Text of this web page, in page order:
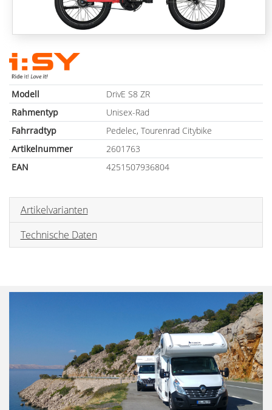
Modell
DrivE S8 ZR
Rahmentyp
Unisex-Rad
Fahrradtyp
Pedelec, Tourenrad Citybike
Artikelnummer
2601763
EAN
4251507936804
Artikelvarianten
Technische Daten